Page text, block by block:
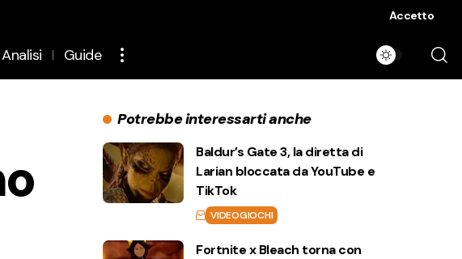
Accetto
Analisi Guide
Potrebbe interessarti anche
Baldur’s Gate 3, la diretta di
Larian bloccata da YouTube e
TikTok
VIDEOGIOCHI
Fortnite x Bleach torna con